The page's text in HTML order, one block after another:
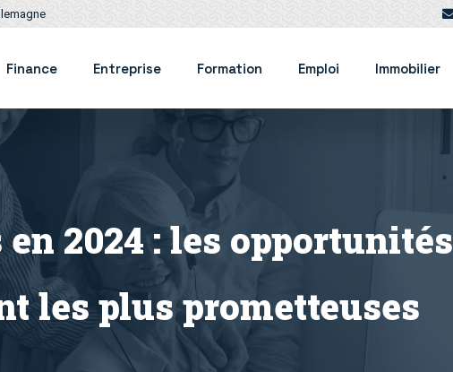
Finance Entreprise Formation Emploi Immobilier
2024 : les opportunités
les plus prometteuses